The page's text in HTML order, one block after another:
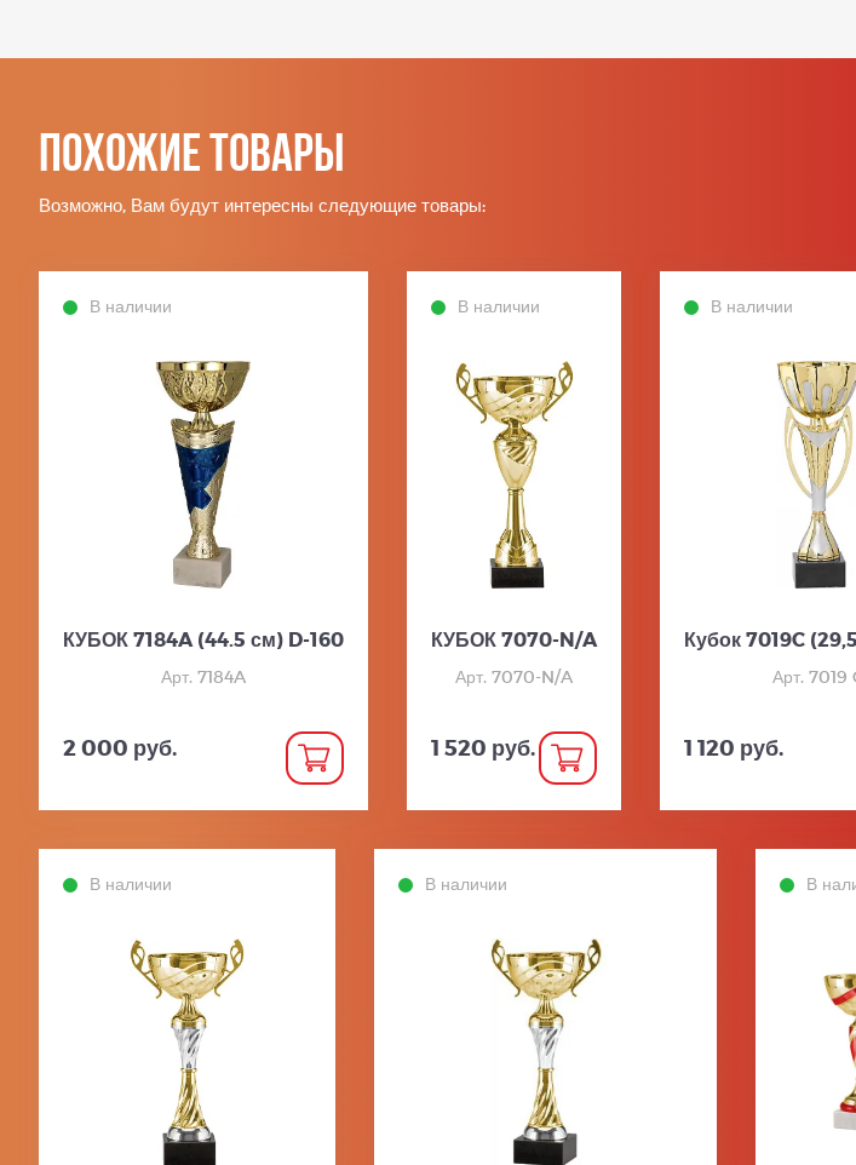
Похожие товары
Возможно, Вам будут интересны следующие товары:
В наличии
КУБОК 7184A (44.5 см) D-160
Арт. 7184A
2 000 руб.
В наличии
КУБОК 7070-N/A
Арт. 7070-N/A
1 520 руб.
В наличии
Кубок 7019C
Арт. 7019
1 120 руб.
В наличии В наличии В